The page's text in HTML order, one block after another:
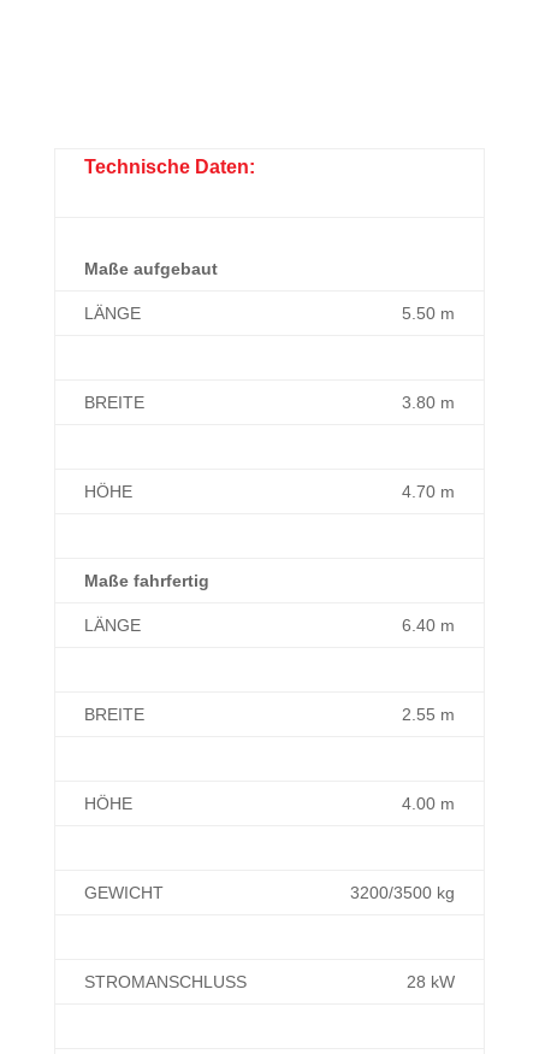
Technische Daten:
Maße aufgebaut
LÄNGE 5.50 m
BREITE 3.80 m
HÖHE 4.70 m
Maße fahrfertig
LÄNGE 6.40 m
BREITE 2.55 m
HÖHE 4.00 m
GEWICHT 3200/3500 kg
STROMANSCHLUSS 28 kW